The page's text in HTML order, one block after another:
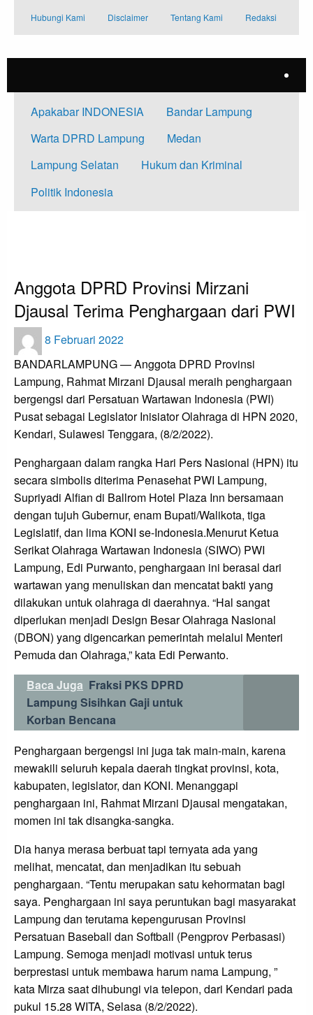
Hubungi Kami Disclaimer Tentang Kami Redaksi
Apakabar INDONESIA
Bandar Lampung
Warta DPRD Lampung
Medan
Lampung Selatan
Hukum dan Kriminal
Politik Indonesia
Anggota DPRD Provinsi Mirzani
Djausal Terima Penghargaan dari PWI
Posted
8 Februari 2022
BANDARLAMPUNG — Anggota DPRD Provinsi
Lampung, Rahmat Mirzani Djausal meraih penghargaan
bergengsi dari Persatuan Wartawan Indonesia (PWI)
Pusat sebagai Legislator Inisiator Olahraga di HPN 2020,
Kendari, Sulawesi Tenggara, (8/2/2022).
Penghargaan dalam rangka Hari Pers Nasional (HPN) itu
secara simbolis diterima Penasehat PWI Lampung,
Supriyadi Alfian di Ballrom Hotel Plaza Inn bersamaan
dengan tujuh Gubernur, enam Bupati/Walikota, tiga
Legislatif, dan lima KONI se-Indonesia.Menurut Ketua
Serikat Olahraga Wartawan Indonesia (SIWO) PWI
Lampung, Edi Purwanto, penghargaan ini berasal dari
wartawan yang menuliskan dan mencatat bakti yang
dilakukan untuk olahraga di daerahnya. “Hal sangat
diperlukan menjadi Design Besar Olahraga Nasional
(DBON) yang digencarkan pemerintah melalui Menteri
Pemuda dan Olahraga,” kata Edi Perwanto.
Baca Juga Fraksi PKS DPRD
Lampung Sisihkan Gaji untuk
Korban Bencana
Penghargaan bergengsi ini juga tak main-main, karena
mewakili seluruh kepala daerah tingkat provinsi, kota,
kabupaten, legislator, dan KONI. Menanggapi
penghargaan ini, Rahmat Mirzani Djausal mengatakan,
momen ini tak disangka-sangka.
Dia hanya merasa berbuat tapi ternyata ada yang
melihat, mencatat, dan menjadikan itu sebuah
penghargaan. “Tentu merupakan satu kehormatan bagi
saya. Penghargaan ini saya peruntukan bagi masyarakat
Lampung dan terutama kepengurusan Provinsi
Persatuan Baseball dan Softball (Pengprov Perbasasi)
Lampung. Semoga menjadi motivasi untuk terus
berprestasi untuk membawa harum nama Lampung, ”
kata Mirza saat dihubungi via telepon, dari Kendari pada
pukul 15.28 WITA, Selasa (8/2/2022).